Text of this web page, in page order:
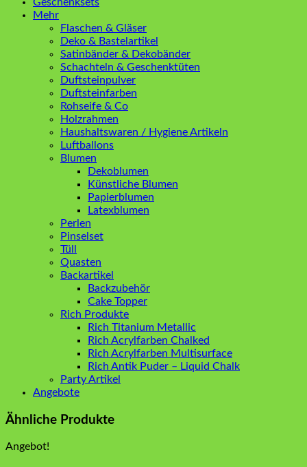
Mehr
Flaschen & Gläser
Deko & Bastelartikel
Satinbänder & Dekobänder
Schachteln & Geschenktüten
Duftsteinpulver
Duftsteinfarben
Rohseife & Co
Holzrahmen
Haushaltswaren / Hygiene Artikeln
Luftballons
Blumen
Dekoblumen
Künstliche Blumen
Papierblumen
Latexblumen
Perlen
Pinselset
Tüll
Quasten
Backartikel
Backzubehör
Cake Topper
Rich Produkte
Rich Titanium Metallic
Rich Acrylfarben Chalked
Rich Acrylfarben Multisurface
Rich Antik Puder – Liquid Chalk
Party Artikel
Angebote
Ähnliche Produkte
Angebot!